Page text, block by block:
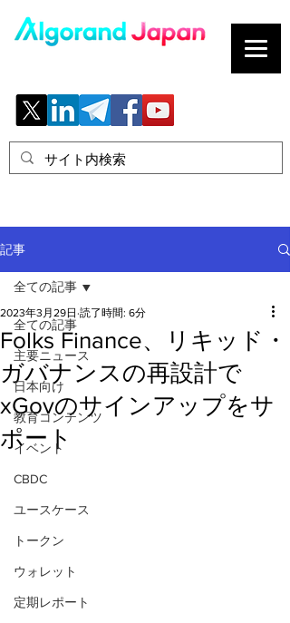
記事
全ての記事
主要ニュース
日本向け
教育コンテンツ
イベント
CBDC
ユースケース
トークン
ウォレット
定期レポート
全ての記事
Folks Finance、リキッド・
ガバナンスの再設計で
xGovのサインアップをサ
ポート
2023年3月29日 読了時間: 6分